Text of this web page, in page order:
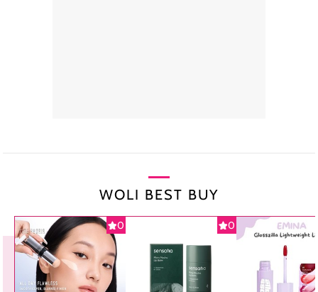
WOLI BEST BUY
0 0